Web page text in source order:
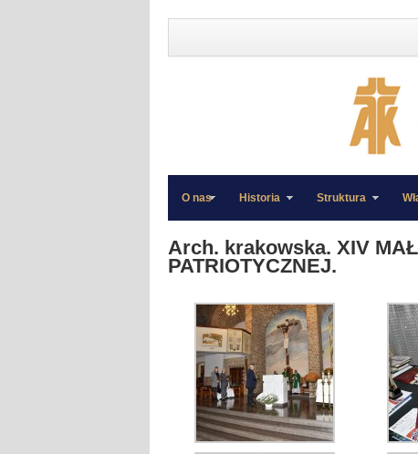
»
»
O nas Historia Struktura
Arch. krakowska. XIV
PATRIOTYCZNEJ.